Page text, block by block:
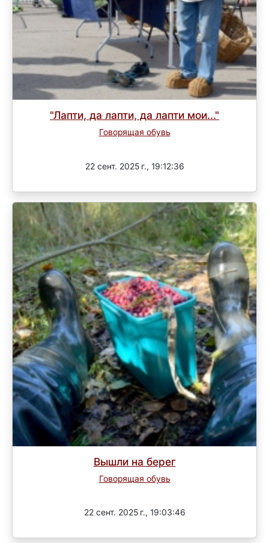
"Лапти, да лапти, да лапти мои..."
Говорящая обувь
22 сент. 2025 г., 19:12:36
Вышли на берег
Говорящая обувь
22 сент. 2025 г., 19:03:46